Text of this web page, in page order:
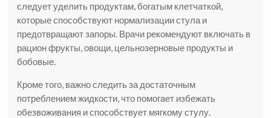
следует уделить продуктам, богатым клетчаткой,
которые способствуют нормализации стула и
предотвращают запоры. Врачи рекомендуют включать в
рацион фрукты, овощи, цельнозерновые продукты и
бобовые.
Кроме того, важно следить за достаточным
потреблением жидкости, что помогает избежать
обезвоживания и способствует мягкому стулу.